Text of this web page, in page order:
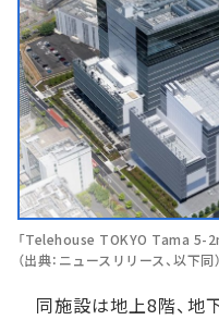
「Telehouse TOKYO Tama 5-
（出典：ニュースリリース、以下同）
同施設は地上8階、地